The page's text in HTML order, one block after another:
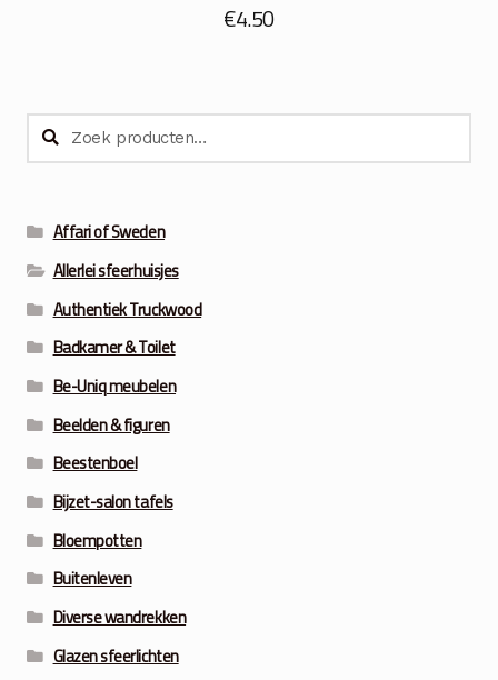
€4.50
Zoeken
naar:
Zoeken
Affari of Sweden
Allerlei sfeerhuisjes
Authentiek Truckwood
Badkamer & Toilet
Be-Uniq meubelen
Beelden & figuren
Beestenboel
Bijzet-salon tafels
Bloempotten
Buitenleven
Diverse wandrekken
Glazen sfeerlichten